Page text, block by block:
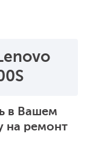
в Вашем
на ремонт